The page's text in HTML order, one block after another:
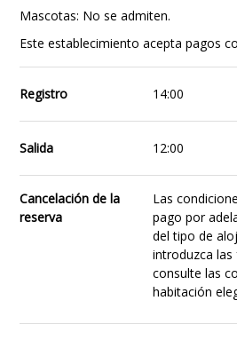
Mascotas: No se admiten.
Este establecimiento acepta pagos
Registro 14:00
Salida 12:00
Cancelación de la
reserva
Las
pago por
del tipo de
introduzca las
consulte las
habitación